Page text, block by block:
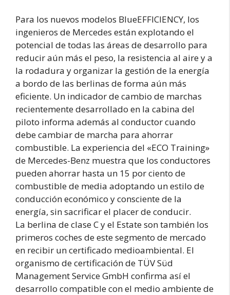
Para los nuevos modelos BlueEFFICIENCY, los
ingenieros de Mercedes están explotando el
potencial de todas las áreas de desarrollo para
reducir aún más el peso, la resistencia al aire y a
la rodadura y organizar la gestión de la energía
a bordo de las berlinas de forma aún más
eficiente. Un indicador de cambio de marchas
recientemente desarrollado en la cabina del
piloto informa además al conductor cuando
debe cambiar de marcha para ahorrar
combustible. La experiencia del «ECO Training»
de Mercedes-Benz muestra que los conductores
pueden ahorrar hasta un 15 por ciento de
combustible de media adoptando un estilo de
conducción económico y consciente de la
energía, sin sacrificar el placer de conducir.
La berlina de clase C y el Estate son también los
primeros coches de este segmento de mercado
en recibir un certificado medioambiental. El
organismo de certificación de TÜV Süd
Management Service GmbH confirma así el
desarrollo compatible con el medio ambiente de